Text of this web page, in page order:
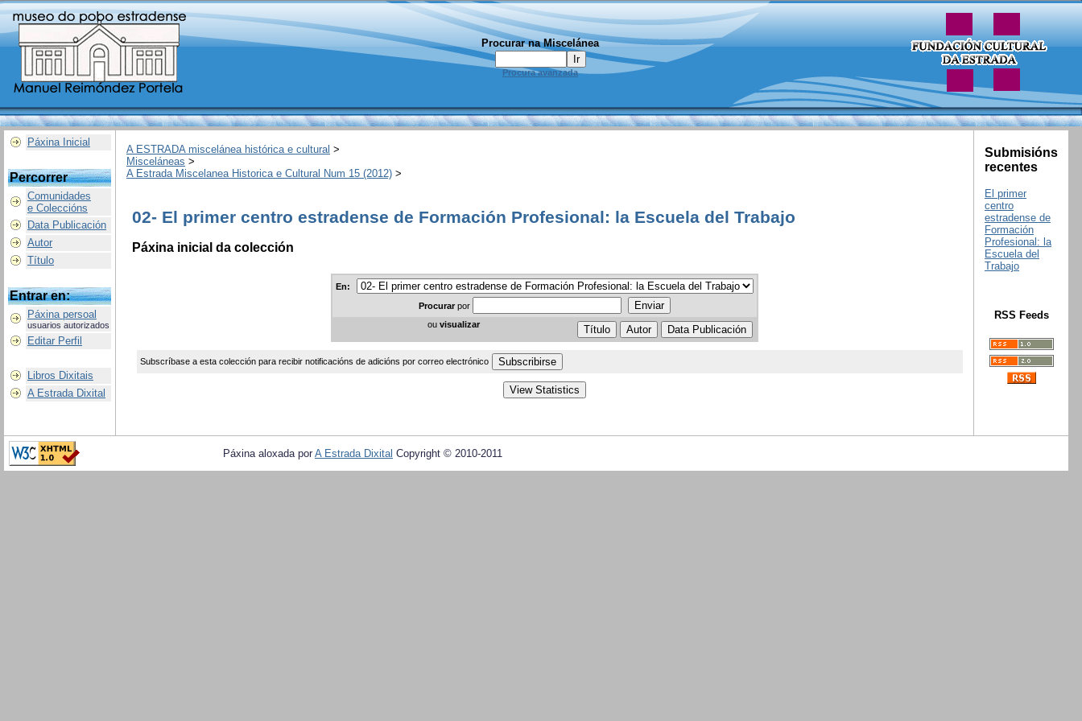
Procurar na Miscelánea
Procura avanzada
Páxina Inicial
Percorrer
Comunidades
e Coleccións
Data Publicación
Autor
Título
Entrar en:
Páxina persoal
usuarios autorizados
Editar Perfil
Libros Dixitais
A Estrada Dixital
A ESTRADA miscelánea histórica e cultural >
Misceláneas >
A Estrada Miscelanea Historica e Cultural Num 15 (2012) >
02- El primer centro estradense de Formación Profesional: la Escuela del Trabajo
Páxina inicial da colección
En:
Procurar por
ou visualizar
Subscríbase a esta colección para recibir notificacións de adicións por correo electrónico
Submisións
recentes
El primer
centro
estradense de
Formación
Profesional: la
Escuela del
Trabajo
RSS Feeds
Páxina aloxada por A Estrada Dixital Copyright © 2010-2011